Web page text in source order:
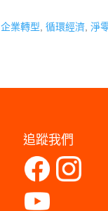
,企業轉型 ,循環經濟 ,淨
追蹤我們